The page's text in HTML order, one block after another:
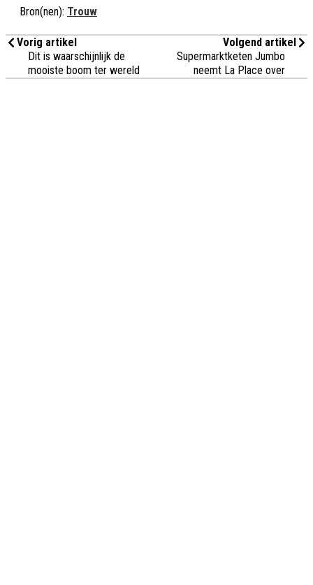
Bron(nen): Trouw
Vorig artikel
Dit is waarschijnlijk de
mooiste boom ter wereld
Volgend artikel
Supermarktketen Jumbo
neemt La Place over